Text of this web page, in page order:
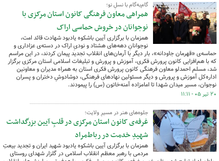
گام‌به‌گام با نسلِ نو؛
همراهی معاون فرهنگی کانون استان مرکزی با
نوجوانان در خروش حماسی اراک
همزمان با برگزاری آیین باشکوه یادبود شهادت قائد امت،
نوجوانانِ دهه‌های هشتاد و نودیِ اراک در دسته‌ی عزاداری و
حماسه‌ی «قهرمان جاودانه»، بار دیگر با آرمان‌های انقلاب تجدید پیمان کردند، در این مراسم
که با هم‌افزایی کانون پرورش فکری، آموزش و پرورش و تبلیغات اسلامی استان مرکزی برگزار
شد، مسلم احمدلو معاون فرهنگی کانون پرورش فکری استان به همراه مدیران و معاونین
اداره‌کل آموزش و پرورش و دیگر مسئولین نهادهای فرهنگی، دوشادوشِ دختران و پسران
نوجوان، مسیر میدان شهدا تا امامزاده آمنه‌خاتون (س) را پیمودند.
۲۰ تیر ۰۵ - ۱۱:۱۱
جلوه‌های هنر در مسیرِ ولایت؛
غرفه‌ی کانون استان مرکزی در قلبِ آیین بزرگداشت
شهیدِ خدمت در رباط‌مراد
همزمان با برگزاری آیین باشکوه یادبود شهید ایران و تجدید بیعتِ
مردمی با رهبر معظم انقلاب اسلامی در گلزار شهدای روستای